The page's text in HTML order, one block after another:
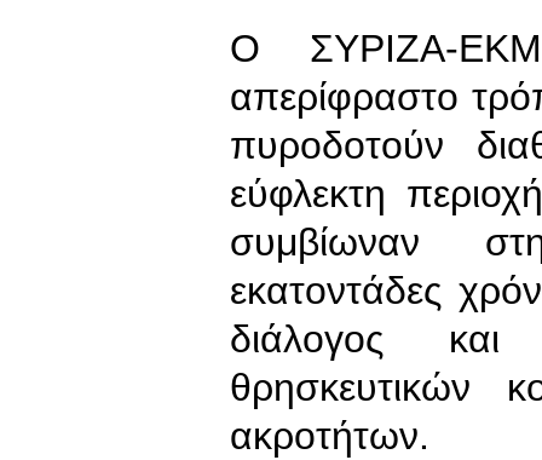
Ο ΣΥΡΙΖΑ-
απερίφραστο
πυροδοτούν
εύφλεκτη
συμβίωναν
εκατοντάδες
διάλογος
θρησκευτικών
ακροτήτων.